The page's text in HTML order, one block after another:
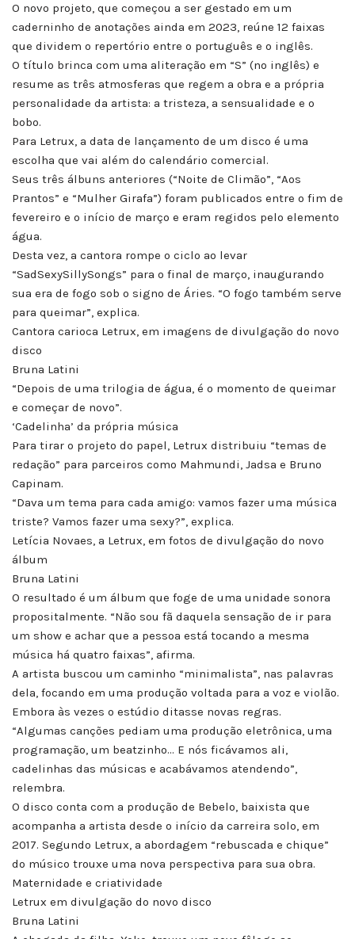
O novo projeto, que começou a ser gestado em um
caderninho de anotações ainda em 2023, reúne 12 faixas
que dividem o repertório entre o português e o inglês.
O título brinca com uma aliteração em “S” (no inglês) e
resume as três atmosferas que regem a obra e a própria
personalidade da artista: a tristeza, a sensualidade e o
bobo.
Para Letrux, a data de lançamento de um disco é uma
escolha que vai além do calendário comercial.
Seus três álbuns anteriores (“Noite de Climão”, “Aos
Prantos” e “Mulher Girafa”) foram publicados entre o fim de
fevereiro e o início de março e eram regidos pelo elemento
água.
Desta vez, a cantora rompe o ciclo ao levar
“SadSexySillySongs” para o final de março, inaugurando
sua era de fogo sob o signo de Áries. “O fogo também serve
para queimar”, explica.
Cantora carioca Letrux, em imagens de divulgação do novo
disco
Bruna Latini
“Depois de uma trilogia de água, é o momento de queimar
e começar de novo”.
‘Cadelinha’ da própria música
Para tirar o projeto do papel, Letrux distribuiu “temas de
redação” para parceiros como Mahmundi, Jadsa e Bruno
Capinam.
“Dava um tema para cada amigo: vamos fazer uma música
triste? Vamos fazer uma sexy?”, explica.
Letícia Novaes, a Letrux, em fotos de divulgação do novo
álbum
Bruna Latini
O resultado é um álbum que foge de uma unidade sonora
propositalmente. “Não sou fã daquela sensação de ir para
um show e achar que a pessoa está tocando a mesma
música há quatro faixas”, afirma.
A artista buscou um caminho “minimalista”, nas palavras
dela, focando em uma produção voltada para a voz e violão.
Embora às vezes o estúdio ditasse novas regras.
“Algumas canções pediam uma produção eletrônica, uma
programação, um beatzinho… E nós ficávamos ali,
cadelinhas das músicas e acabávamos atendendo”,
relembra.
O disco conta com a produção de Bebelo, baixista que
acompanha a artista desde o início da carreira solo, em
2017. Segundo Letrux, a abordagem “rebuscada e chique”
do músico trouxe uma nova perspectiva para sua obra.
Maternidade e criatividade
Letrux em divulgação do novo disco
Bruna Latini